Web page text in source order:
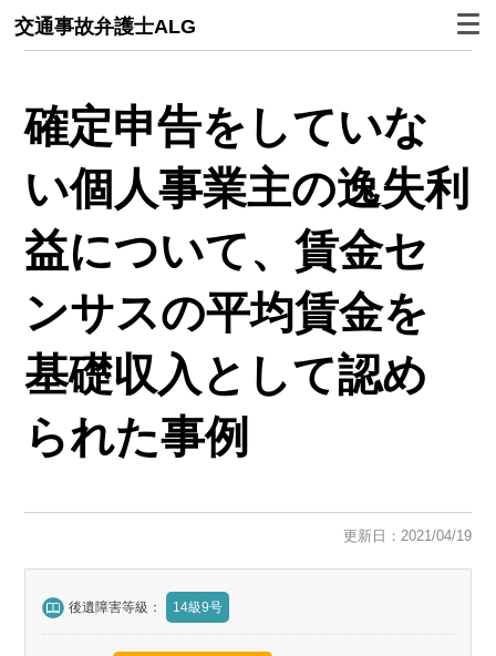
交通事故弁護士ALG
確定申告をしていな
い個人事業主の逸失利
益について、賃金セ
ンサスの平均賃金を
基礎収入として認め
られた事例
更新日：2021/04/19
後遺障害等級： 14級9号